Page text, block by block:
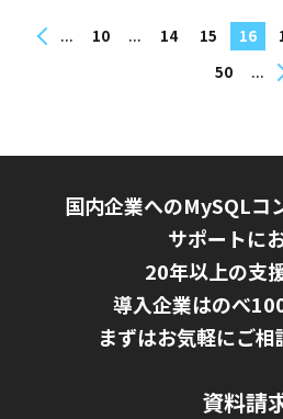
... 10 ... 14 15 16
50
...
国内企業へのMySQLコ
サポートに
20年以上の支
導入企業はのべ
まずはお気軽にご相
資料請